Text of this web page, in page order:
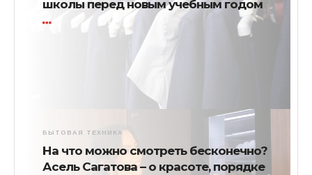
школы перед новым учебным годом
БЫТОВАЯ ТЕХНИКА
На что можно смотреть бесконечно?
Асель Сагатова – о красоте, порядке